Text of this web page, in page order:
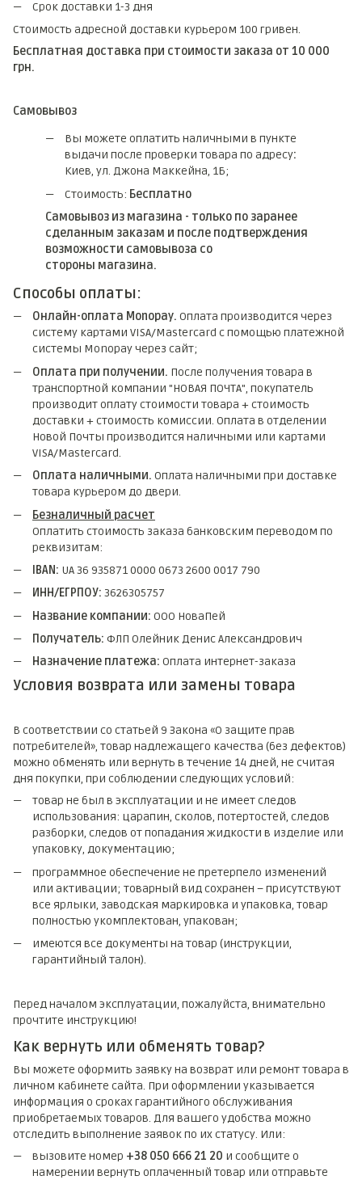
Срок доставки 1-3 дня
Стоимость адресной доставки курьером 100 гривен.
Бесплатная доставка при стоимости заказа от 10 000
грн.
Самовывоз
Вы можете оплатить наличными в пункте
выдачи после проверки товара по адресу:
Киев, ул. Джона Маккейна, 1Б;
Стоимость: Бесплатно
Самовывоз из магазина - только по заранее
сделанным заказам и после подтверждения
возможности самовывоза со
стороны магазина.
Способы оплаты:
Онлайн-оплата Monopay. Оплата производится через
систему картами VISA/Mastercard с помощью платежной
системы Monopay через сайт;
Оплата при получении. После получения товара в
транспортной компании "НОВАЯ ПОЧТА", покупатель
производит оплату стоимости товара + стоимость
доставки + стоимость комиссии. Оплата в отделении
Новой Почты производится наличными или картами
VISA/Mastercard.
Оплата наличными. Оплата наличными при доставке
товара курьером до двери.
Безналичный расчет
Оплатить стоимость заказа банковским переводом по
реквизитам:
IBAN: UA 36 935871 0000 0673 2600 0017 790
ИНН/ЕГРПОУ: 3626305757
Название компании: ООО НоваПей
Получатель: ФЛП Олейник Денис Александрович
Назначение платежа: Оплата интернет-заказа
Условия возврата или замены товара
В соответствии со статьей 9 Закона «О защите прав
потребителей», товар надлежащего качества (без дефектов)
можно обменять или вернуть в течение 14 дней, не считая
дня покупки, при соблюдении следующих условий:
товар не был в эксплуатации и не имеет следов
использования: царапин, сколов, потертостей, следов
разборки, следов от попадания жидкости в изделие или
упаковку, документацию;
программное обеспечение не претерпело изменений
или активации; товарный вид сохранен – присутствуют
все ярлыки, заводская маркировка и упаковка, товар
полностью укомплектован, упакован;
имеются все документы на товар (инструкции,
гарантийный талон).
Перед началом эксплуатации, пожалуйста, внимательно
прочтите инструкцию!
Как вернуть или обменять товар?
Вы можете оформить заявку на возврат или ремонт товара в
личном кабинете сайта. При оформлении указывается
информация о сроках гарантийного обслуживания
приобретаемых товаров. Для вашего удобства можно
отследить выполнение заявок по их статусу. Или:
вызовите номер +38 050 666 21 20 и сообщите о
намерении вернуть оплаченный товар или отправьте